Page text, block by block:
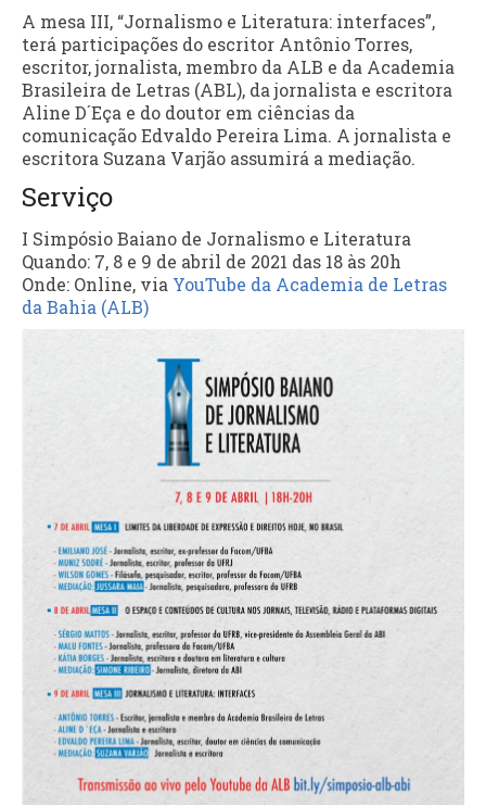
A mesa III, “Jornalismo e Literatura: interfaces”,
terá participações do escritor Antônio Torres,
escritor, jornalista, membro da ALB e da Academia
Brasileira de Letras (ABL), da jornalista e escritora
Aline D´Eça e do doutor em ciências da
comunicação Edvaldo Pereira Lima. A jornalista e
escritora Suzana Varjão assumirá a mediação.
Serviço
I Simpósio Baiano de Jornalismo e Literatura
Quando: 7, 8 e 9 de abril de 2021 das 18 às 20h
Onde: Online, via YouTube da Academia de Letras
da Bahia (ALB)